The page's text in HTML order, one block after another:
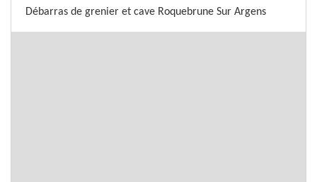
Débarras de grenier et cave Roquebrune Sur Argens